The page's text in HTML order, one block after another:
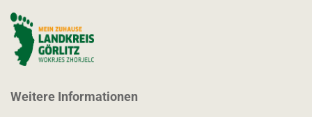
Weitere Informationen